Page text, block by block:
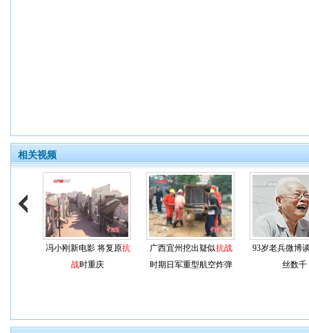
相关视频
冯小刚新电影 将复原抗
战时重庆
广西宜州挖出疑似抗战
时期日军重型航空炸弹
93岁老兵微博
丝数千